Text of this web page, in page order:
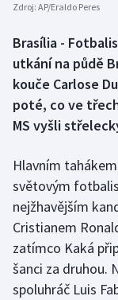
Biatlon
Boby a skeleton
Box
Curling
Dostihy
Florbal
Futsal
Golf
Aplikace ČT sport
AZ kvíz
Zdroj: AP/Eraldo Peres
Brasília -
utkání na půdě
kouče Carlose
poté, co ve
MS vyšli
Hlavním
světovým
nejžhavějším
Cristianem
zatímco Kaká
šanci za druhou.
spoluhráč Luis